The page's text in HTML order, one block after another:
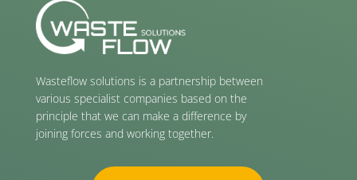
Wasteflow solutions is a partnership between
various specialist companies based on the
principle that we can make a difference by
joining forces and working together.